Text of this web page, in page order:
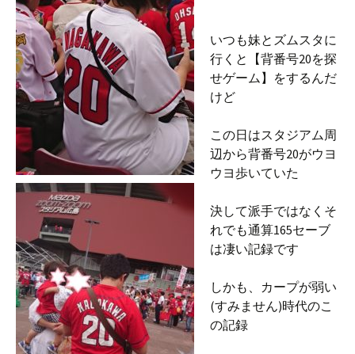
いつも妹とズムスタに
行くと【背番号20を探
せゲーム】をするんだ
けど
この日はスタジアム周
辺から背番号20がウヨ
ウヨ歩いていた
決して派手ではなくそ
れでも通算165セーブ
は凄い記録です
しかも、カープが弱い
(すみません)時代のこ
の記録